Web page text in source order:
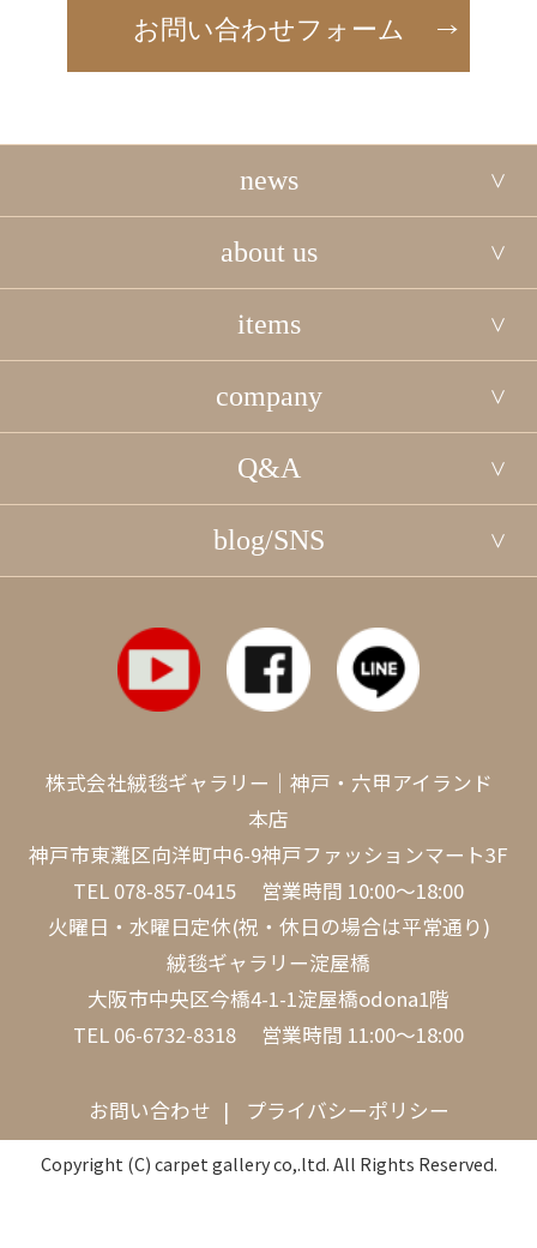
お問い合わせフォーム
news
about us
items
company
Q&A
blog/SNS
株式会社絨毯ギャラリー｜神戸・六甲アイランド
本店
神戸市東灘区向洋町中6-9神戸ファッションマート3F
TEL 078-857-0415 営業時間 10:00～18:00
火曜日・水曜日定休(祝・休日の場合は平常通り)
絨毯ギャラリー淀屋橋
大阪市中央区今橋4-1-1淀屋橋odona1階
TEL 06-6732-8318 営業時間 11:00～18:00
お問い合わせ プライバシーポリシー
Copyright (C) carpet gallery co,.ltd. All Rights Reserved.